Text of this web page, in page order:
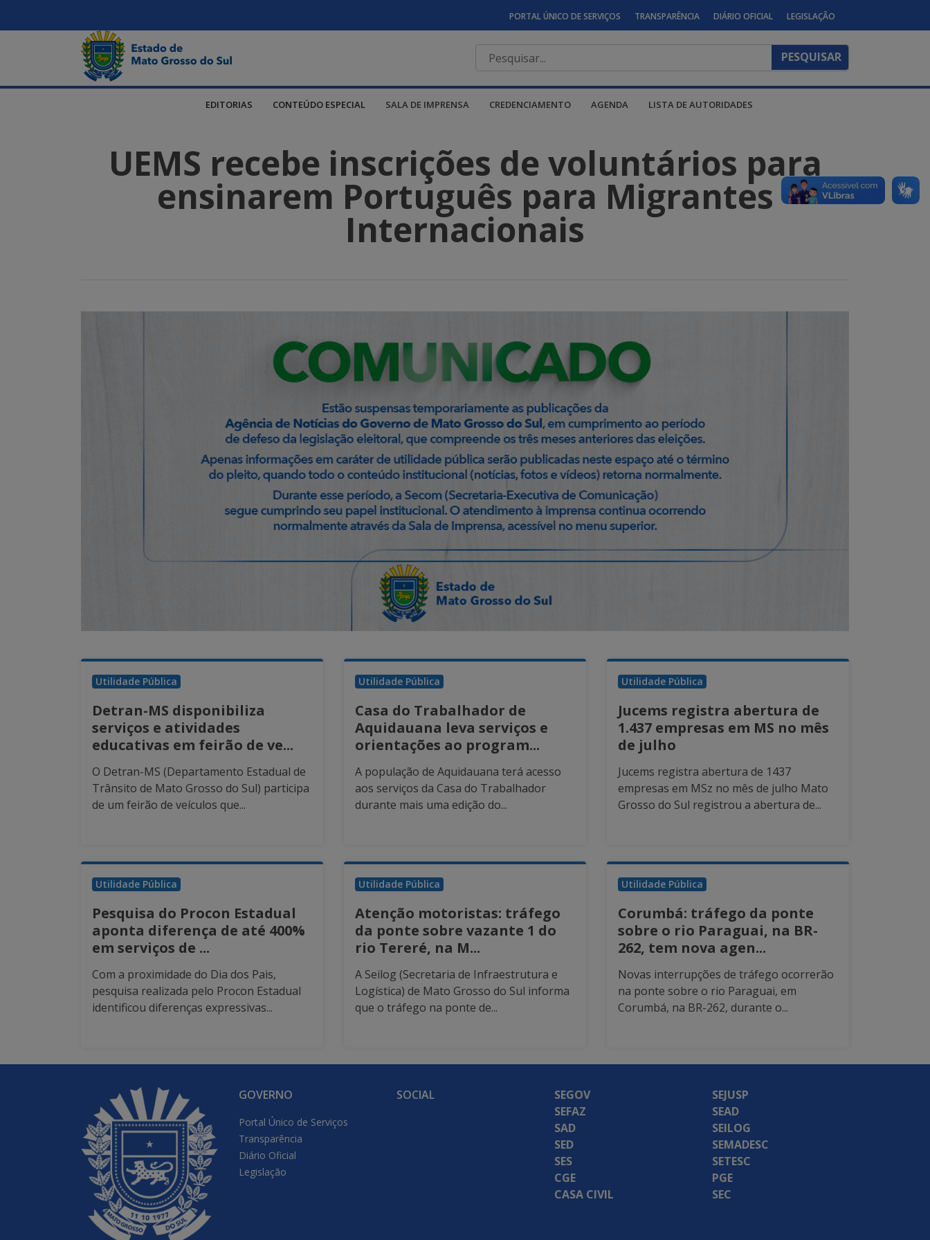
PORTAL ÚNICO DE SERVIÇOS TRANSPARÊNCIA DIÁRIO OFICIAL LEGISLAÇÃO
EDITORIAS CONTEÚDO ESPECIAL SALA DE IMPRENSA CREDENCIAMENTO AGENDA LISTA DE AUTORIDADES
UEMS recebe inscrições de voluntários para
ensinarem Português para Migrantes
Internacionais
Utilidade Pública
Detran-MS disponibiliza
serviços e atividades
educativas em feirão de ve...
O Detran-MS (Departamento Estadual de
Trânsito de Mato Grosso do Sul) participa
de um feirão de veículos que...
Utilidade Pública
Casa do Trabalhador de
Aquidauana leva serviços e
orientações ao program...
A população de Aquidauana terá acesso
aos serviços da Casa do Trabalhador
durante mais uma edição do...
Utilidade Pública
Jucems registra abertura de
1.437 empresas em MS no mês
de julho
Jucems registra abertura de 1437
empresas em MSz no mês de julho Mato
Grosso do Sul registrou a abertura de...
Utilidade Pública
Pesquisa do Procon Estadual
aponta diferença de até 400%
em serviços de ...
Com a proximidade do Dia dos Pais,
pesquisa realizada pelo Procon Estadual
identificou diferenças expressivas...
Utilidade Pública
Atenção motoristas: tráfego
da ponte sobre vazante 1 do
rio Tereré, na M...
A Seilog (Secretaria de Infraestrutura e
Logística) de Mato Grosso do Sul informa
que o tráfego na ponte de...
Utilidade Pública
Corumbá: tráfego da ponte
sobre o rio Paraguai, na BR-
262, tem nova agen...
Novas interrupções de tráfego ocorrerão
na ponte sobre o rio Paraguai, em
Corumbá, na BR-262, durante o...
GOVERNO
Portal Único de Serviços
Transparência
Diário Oficial
Legislação
SOCIAL
SEGOV
SEFAZ
SAD
SED
SES
CGE
CASA CIVIL
SEJUSP
SEAD
SEILOG
SEMADESC
SETESC
PGE
SEC